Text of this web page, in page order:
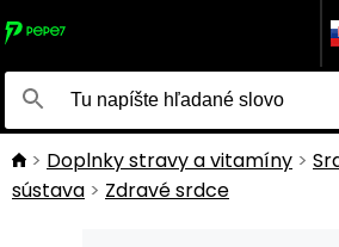
Doplnky stravy a vitamíny
sústava
Zdravé srdce